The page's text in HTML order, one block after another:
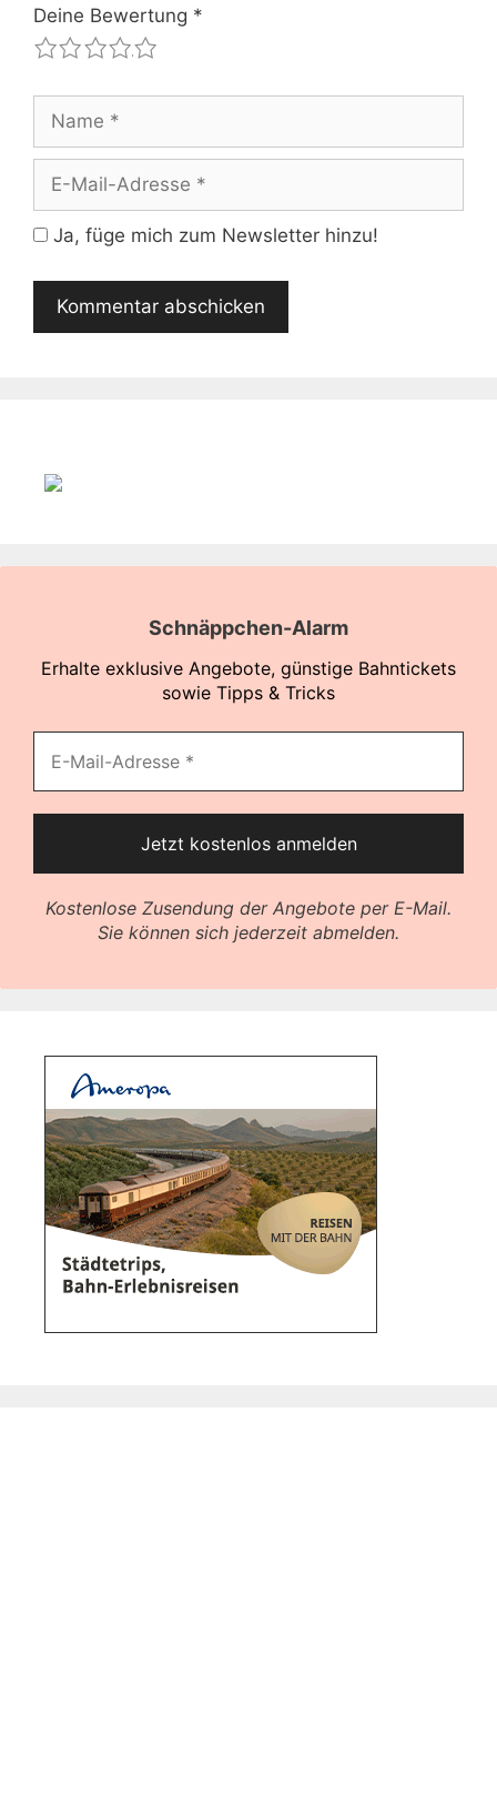
Deine Bewertung *
4
3
2
1
Mail-
Adresse
Ja, füge mich zum Newsletter hinzu!
Schnäppchen-Alarm
Erhalte exklusive Angebote, günstige Bahntickets
sowie Tipps & Tricks
Kostenlose Zusendung der Angebote per E-Mail.
Sie können sich jederzeit abmelden.